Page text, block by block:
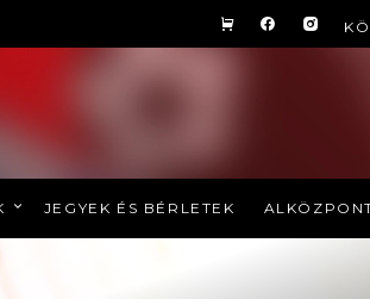
JEGYEK ÉS BÉRLETEK